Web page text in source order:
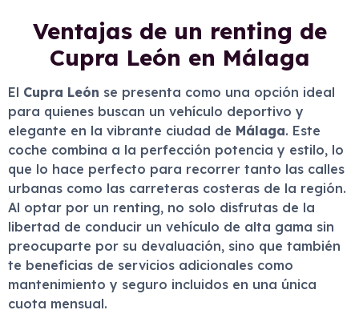
Ventajas de un renting de
Cupra León en Málaga
El Cupra León se presenta como una opción ideal
para quienes buscan un vehículo deportivo y
elegante en la vibrante ciudad de Málaga. Este
coche combina a la perfección potencia y estilo, lo
que lo hace perfecto para recorrer tanto las calles
urbanas como las carreteras costeras de la región.
Al optar por un renting, no solo disfrutas de la
libertad de conducir un vehículo de alta gama sin
preocuparte por su devaluación, sino que también
te beneficias de servicios adicionales como
mantenimiento y seguro incluidos en una única
cuota mensual.